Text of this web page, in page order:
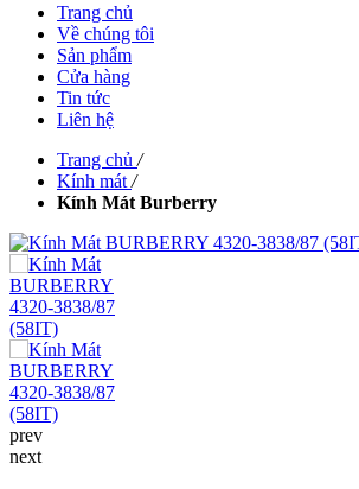
Trang chủ
Về chúng tôi
Sản phẩm
Cửa hàng
Tin tức
Liên hệ
Trang chủ /
Kính mát /
Kính Mát Burberry
prev
next